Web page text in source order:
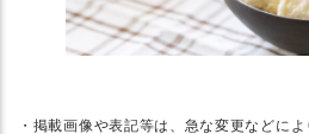
・掲載画像や表記等は、急な変更などに